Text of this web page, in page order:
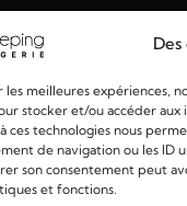
les meilleures expériences,
stocker et/ou accéder
ces technologies nous
de navigation ou les ID
son consentement peut
et fonctions.